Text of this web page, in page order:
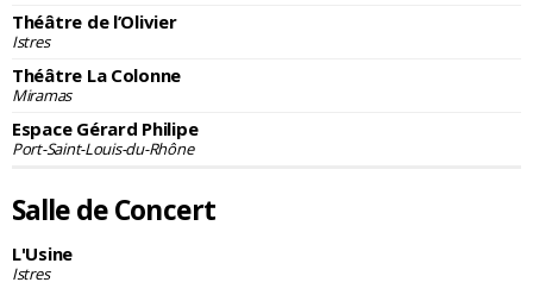
Théâtre de l’Olivier
Istres
Théâtre La Colonne
Miramas
Espace Gérard Philipe
Port-Saint-Louis-du-Rhône
Salle de Concert
L'Usine
Istres